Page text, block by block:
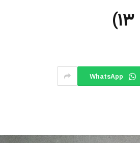
WhatsApp